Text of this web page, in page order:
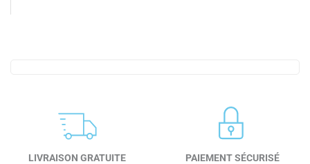
LIVRAISON GRATUITE
PAIEMENT SÉCURISÉ